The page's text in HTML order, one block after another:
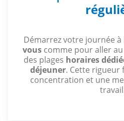
Démarrez votre journée à
vouscomme pour aller
des plages horaires
déjeuner. Cette rigueur
concentration et une